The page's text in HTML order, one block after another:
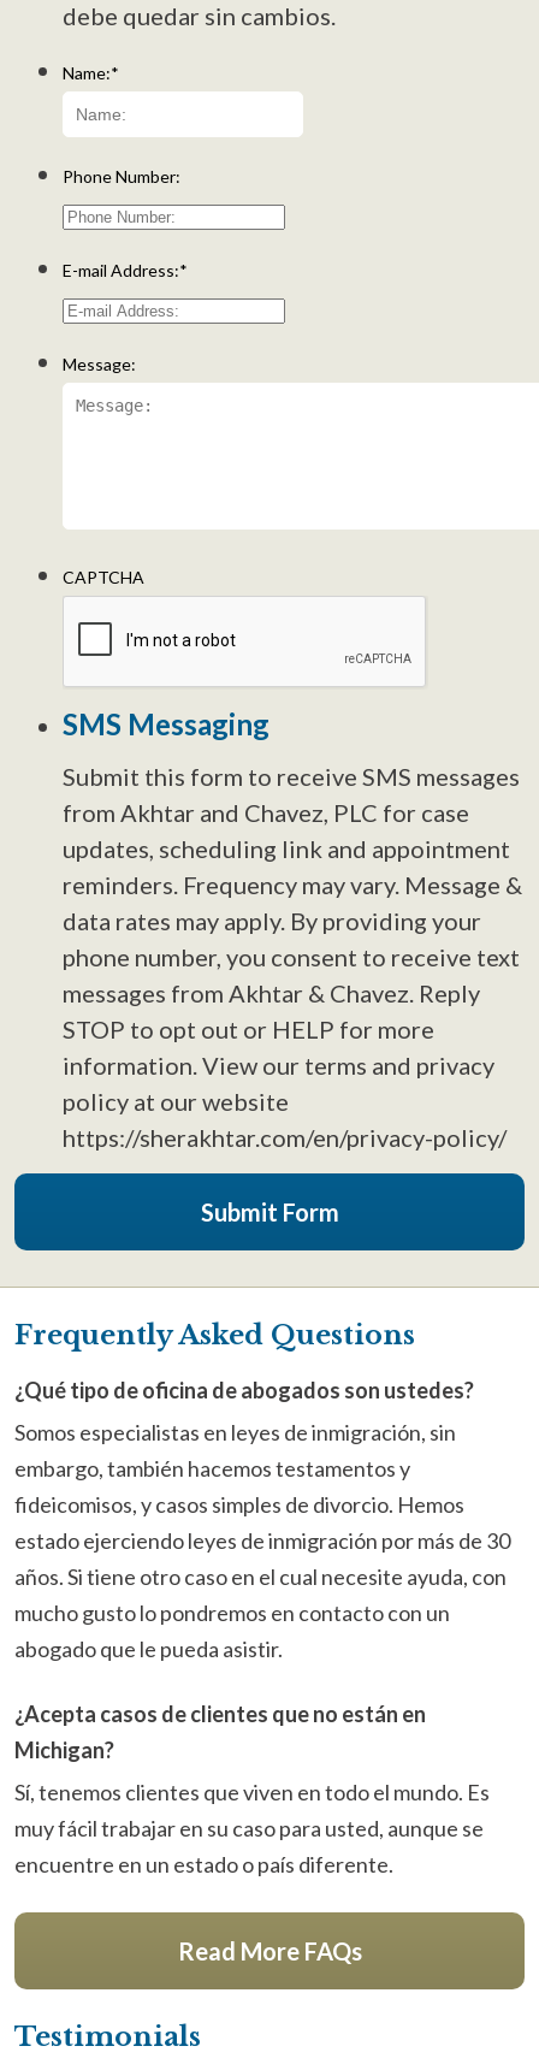
debe quedar sin cambios.
Name:*
Phone Number:
E-mail Address:*
Message:
CAPTCHA
SMS Messaging
Submit this form to receive SMS messages
from Akhtar and Chavez, PLC for case
updates, scheduling link and appointment
reminders. Frequency may vary. Message &
data rates may apply. By providing your
phone number, you consent to receive text
messages from Akhtar & Chavez. Reply
STOP to opt out or HELP for more
information. View our terms and privacy
policy at our website
https://sherakhtar.com/en/privacy-policy/
Frequently Asked Questions
¿Qué tipo de oficina de abogados son ustedes?
Somos especialistas en leyes de inmigración, sin
embargo, también hacemos testamentos y
fideicomisos, y casos simples de divorcio. Hemos
estado ejerciendo leyes de inmigración por más de 30
años. Si tiene otro caso en el cual necesite ayuda, con
mucho gusto lo pondremos en contacto con un
abogado que le pueda asistir.
¿Acepta casos de clientes que no están en
Michigan?
Sí, tenemos clientes que viven en todo el mundo. Es
muy fácil trabajar en su caso para usted, aunque se
encuentre en un estado o país diferente.
Read More FAQs
Testimonials